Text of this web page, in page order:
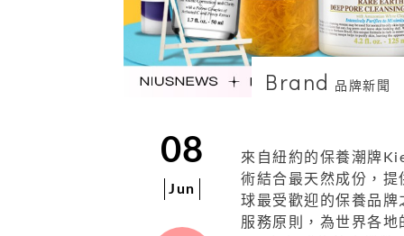
Brand 品牌新聞
08
Jun
來自紐約的保養潮牌
術結合最天然成份，
球最受歡迎的保養品
服務原則，為世界各